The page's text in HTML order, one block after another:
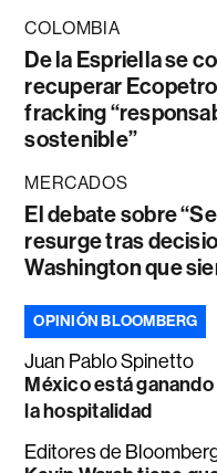
COLOMBIA
De la Espriella se
recuperar
fracking
sostenible”
MERCADOS
El debate sobre
resurge tras
Washington que
OPINIÓN BLOOMBERG
Juan Pablo Spinetto
México está
la hospitalidad
Editores de